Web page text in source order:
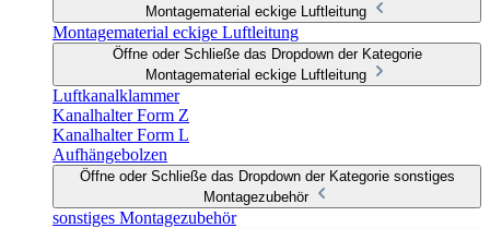
Montagematerial eckige Luftleitung
Montagematerial eckige Luftleitung
Öffne oder Schließe das Dropdown der Kategorie
Montagematerial eckige Luftleitung
Luftkanalklammer
Kanalhalter Form Z
Kanalhalter Form L
Aufhängebolzen
Öffne oder Schließe das Dropdown der Kategorie sonstiges
Montagezubehör
sonstiges Montagezubehör